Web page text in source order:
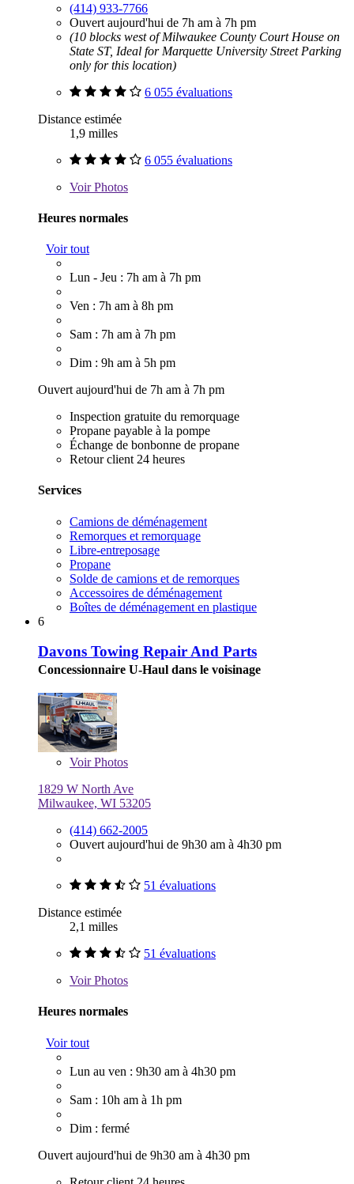
(414) 933-7766
Ouvert aujourd'hui de 7h am à 7h pm
(10 blocks west of Milwaukee County Court House on
State ST, Ideal for Marquette University Street Parking
only for this location)
6 055 évaluations
Distance estimée
1,9 milles
6 055 évaluations
VoirPhotos
Heures normales
Voir tout
Lun - Jeu : 7h am à 7h pm
Ven : 7h am à 8h pm
Sam : 7h am à 7h pm
Dim : 9h am à 5h pm
Ouvert aujourd'hui de 7h am à 7h pm
Inspection gratuite du remorquage
Propane payable à la pompe
Échange de bonbonne de propane
Retour client 24 heures
Services
Camions de déménagement
Remorques et remorquage
Libre-entreposage
Propane
Solde de camions et de remorques
Accessoires de déménagement
Boîtes de déménagement en plastique
6
Davons Towing Repair And Parts
Concessionnaire U-Haul dans le voisinage
VoirPhotos
1829 W North Ave
Milwaukee, WI 53205
(414) 662-2005
Ouvert aujourd'hui de 9h30 am à 4h30 pm
51 évaluations
Distance estimée
2,1 milles
51 évaluations
VoirPhotos
Heures normales
Voir tout
Lun au ven : 9h30 am à 4h30 pm
Sam : 10h am à 1h pm
Dim : fermé
Ouvert aujourd'hui de 9h30 am à 4h30 pm